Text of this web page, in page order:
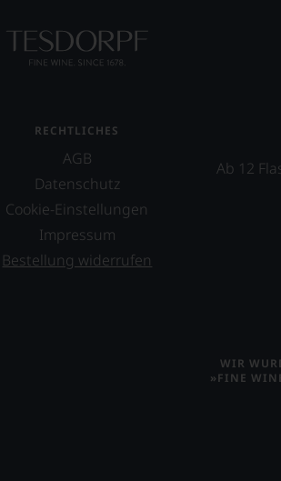
RECHTLICHES
AGB
Datenschutz
Cookie-Einstellungen
Impressum
Bestellung widerrufen
Ab 12
WIR
»FINE